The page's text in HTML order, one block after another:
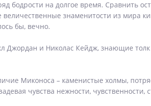
бодрости на долгое время. Сравнить
знаменитости из мира
бы, вечно.
Джордан и Николас Кейдж, знающие
Миконоса – каменистые холмы,
чувства нежности, чувственности,